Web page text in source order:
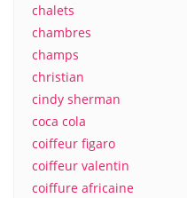
chalets
chambres
champs
christian
cindy sherman
coca cola
coiffeur figaro
coiffeur valentin
coiffure africaine